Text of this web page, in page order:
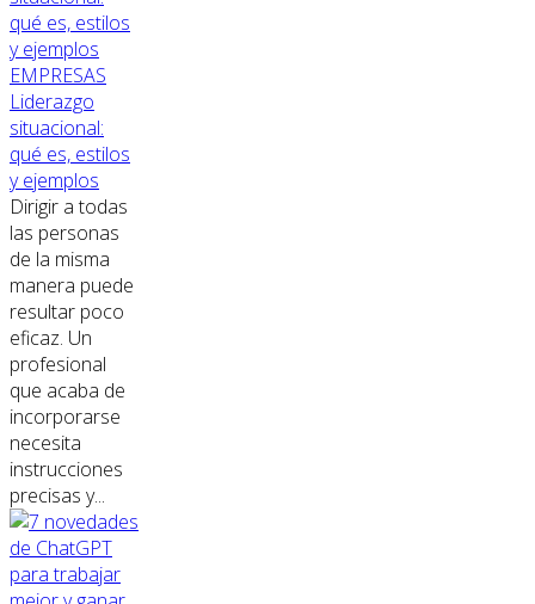
EMPRESAS
Liderazgo
situacional:
qué es, estilos
y ejemplos
Dirigir a todas
las personas
de la misma
manera puede
resultar poco
eficaz. Un
profesional
que acaba de
incorporarse
necesita
instrucciones
precisas y...